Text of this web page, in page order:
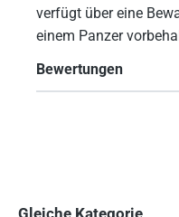
verfügt über eine
einem Panzer
Bewertungen